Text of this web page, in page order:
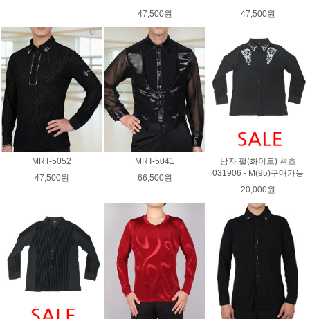
47,500원
47,500원
MRT-5052
47,500원
MRT-5041
66,500원
남자 펄(화이트) 셔츠
031906 - M(95)구매가능
20,000원